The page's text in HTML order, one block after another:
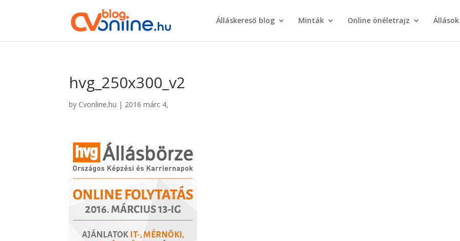
Álláskereső blog Minták Online önéletrajz Állások
hvg_250x300_v2
by Cvonline.hu | 2016 márc 4,